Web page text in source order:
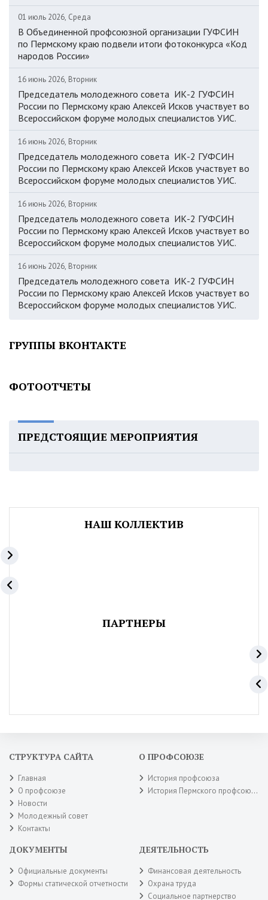
01 июль 2026, Среда
В Объединенной профсоюзной организации ГУФСИН
по Пермскому краю подвели итоги фотоконкурса «Код
народов России»
16 июнь 2026, Вторник
Председатель молодежного совета ИК-2 ГУФСИН
России по Пермскому краю Алексей Исков участвует во
Всероссийском форуме молодых специалистов УИС.
16 июнь 2026, Вторник
Председатель молодежного совета ИК-2 ГУФСИН
России по Пермскому краю Алексей Исков участвует во
Всероссийском форуме молодых специалистов УИС.
16 июнь 2026, Вторник
Председатель молодежного совета ИК-2 ГУФСИН
России по Пермскому краю Алексей Исков участвует во
Всероссийском форуме молодых специалистов УИС.
16 июнь 2026, Вторник
Председатель молодежного совета ИК-2 ГУФСИН
России по Пермскому краю Алексей Исков участвует во
Всероссийском форуме молодых специалистов УИС.
ГРУППЫ ВКОНТАКТЕ
ФОТООТЧЕТЫ
ПРЕДСТОЯЩИЕ МЕРОПРИЯТИЯ
НАШ КОЛЛЕКТИВ
ПАРТНЕРЫ
СТРУКТУРА САЙТА
Главная
О профсоюзе
Новости
Молодежный совет
Контакты
О ПРОФСОЮЗЕ
История профсоюза
История Пермского профсоюза
ДОКУМЕНТЫ
Официальные документы
Формы статической отчетности
ДЕЯТЕЛЬНОСТЬ
Финансовая деятельность
Охрана труда
Социальное партнерство